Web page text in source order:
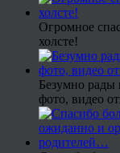
Огромное
холсте!
Безумно рады
фото, видео